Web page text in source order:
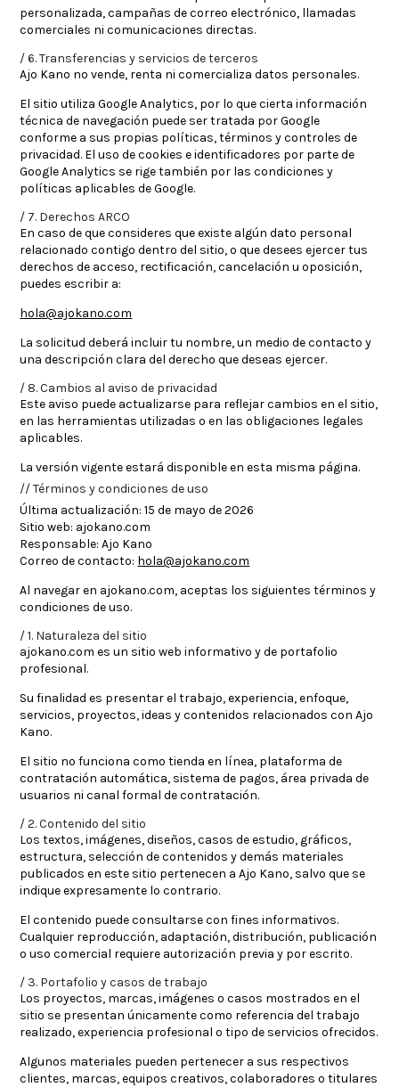
personalizada, campañas de correo electrónico, llamadas
comerciales ni comunicaciones directas.
6. Transferencias y servicios de terceros
Ajo Kano no vende, renta ni comercializa datos personales.
El sitio utiliza Google Analytics, por lo que cierta información
técnica de navegación puede ser tratada por Google
conforme a sus propias políticas, términos y controles de
privacidad. El uso de cookies e identificadores por parte de
Google Analytics se rige también por las condiciones y
políticas aplicables de Google.
7. Derechos ARCO
En caso de que consideres que existe algún dato personal
relacionado contigo dentro del sitio, o que desees ejercer tus
derechos de acceso, rectificación, cancelación u oposición,
puedes escribir a:
hola@ajokano.com
La solicitud deberá incluir tu nombre, un medio de contacto y
una descripción clara del derecho que deseas ejercer.
8. Cambios al aviso de privacidad
Este aviso puede actualizarse para reflejar cambios en el sitio,
en las herramientas utilizadas o en las obligaciones legales
aplicables.
La versión vigente estará disponible en esta misma página.
Términos y condiciones de uso
Última actualización: 15 de mayo de 2026
Sitio web: ajokano.com
Responsable: Ajo Kano
Correo de contacto: hola@ajokano.com
Al navegar en ajokano.com, aceptas los siguientes términos y
condiciones de uso.
1. Naturaleza del sitio
ajokano.com es un sitio web informativo y de portafolio
profesional.
Su finalidad es presentar el trabajo, experiencia, enfoque,
servicios, proyectos, ideas y contenidos relacionados con Ajo
Kano.
El sitio no funciona como tienda en línea, plataforma de
contratación automática, sistema de pagos, área privada de
usuarios ni canal formal de contratación.
2. Contenido del sitio
Los textos, imágenes, diseños, casos de estudio, gráficos,
estructura, selección de contenidos y demás materiales
publicados en este sitio pertenecen a Ajo Kano, salvo que se
indique expresamente lo contrario.
El contenido puede consultarse con fines informativos.
Cualquier reproducción, adaptación, distribución, publicación
o uso comercial requiere autorización previa y por escrito.
3. Portafolio y casos de trabajo
Los proyectos, marcas, imágenes o casos mostrados en el
sitio se presentan únicamente como referencia del trabajo
realizado, experiencia profesional o tipo de servicios ofrecidos.
Algunos materiales pueden pertenecer a sus respectivos
clientes, marcas, equipos creativos, colaboradores o titulares